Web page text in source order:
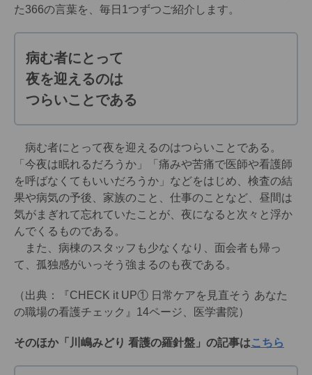
た366の言葉を、毎日1つずつご紹介します。
病む者にとって
夜を迎えるのは
つらいことである
病む者にとって夜を迎えるのはつらいことである。
「今夜は眠れるだろうか」「痛みや苦痛で医師や看護師
を呼ばなくてもいいだろうか」などをはじめ、検査の結
果や病気の予後、家族のこと、仕事のことなど、昼間は
気がまぎれて忘れていたことが、夜になると次々と浮か
んでくるものである。
また、病棟のスタッフも少なくなり、面会者も帰っ
て、孤独感がいっそう強まるのも夜である。
（出典：『CHECK it UP① 日常ケアを見直そう あなた
の職場の看護チェック』14ページ、医学書院）
そのほか「川嶋みどり 看護の羅針盤」の記事はこちら